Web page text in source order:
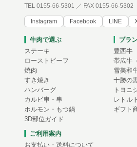
TEL 0155-66-5301 ／ FAX 0155-66-5302
Instagram Facebook LINE
牛肉で選ぶ
ステーキ
ローストビーフ
焼肉
すき焼き
ハンバーグ
カルビ串・串
ホルモン・もつ鍋
3D部位ガイド
ブラ
豊西牛
帯広牛
雪美和
十勝の
トヨニ
レトル
ギフト
ご利用案内
お支払い・送料について